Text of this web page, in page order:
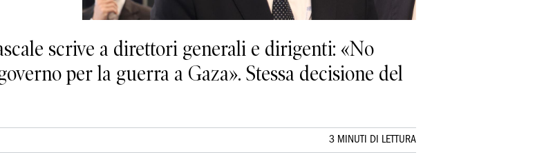
scrive a direttori generali e dirigenti: «No
per la guerra a Gaza». Stessa decisione del
3 MINUTI DI LETTURA